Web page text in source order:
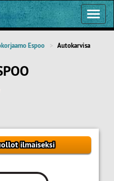
Espoo Autokarvisa
ilmaiseksi